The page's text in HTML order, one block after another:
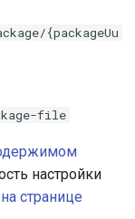
{packageUu
file
настройки
странице